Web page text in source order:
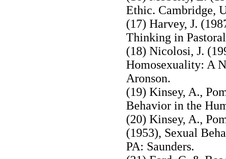
Ethic. Cambridge,
(17) Harvey, J.
Thinking in
(18) Nicolosi, J.
Homosexuality: A
Aronson.
(19) Kinsey, A.,
Behavior in the
(20) Kinsey, A.,
(1953), Sexual
PA: Saunders.